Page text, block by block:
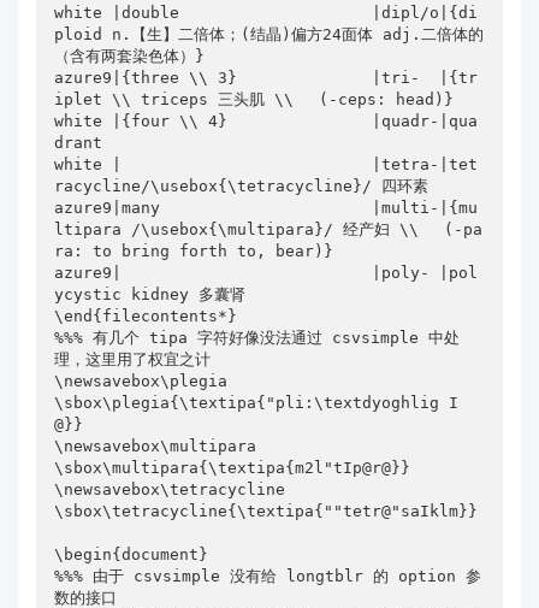
white |double                    |dipl/o|{di
ploid n.【生】二倍体；(结晶)偏方24面体 adj.二倍体的
（含有两套染色体）}
azure9|{three \\ 3}              |tri-  |{tr
iplet \\ triceps 三头肌 \\ 　(-ceps: head)}
white |{four \\ 4}               |quadr-|qua
drant
white |                          |tetra-|tet
racycline/\usebox{\tetracycline}/ 四环素
azure9|many                      |multi-|{mu
ltipara /\usebox{\multipara}/ 经产妇 \\ 　(-pa
ra: to bring forth to, bear)}
azure9|                          |poly- |pol
ycystic kidney 多囊肾
\end{filecontents*}
%%% 有几个 tipa 字符好像没法通过 csvsimple 中处
理，这里用了权宜之计
\newsavebox\plegia
\sbox\plegia{\textipa{"pli:\textdyoghlig I
@}}
\newsavebox\multipara
\sbox\multipara{\textipa{m2l"tIp@r@}}
\newsavebox\tetracycline
\sbox\tetracycline{\textipa{""tetr@"saIklm}}
\begin{document}
%%% 由于 csvsimple 没有给 longtblr 的 option 参
数的接口